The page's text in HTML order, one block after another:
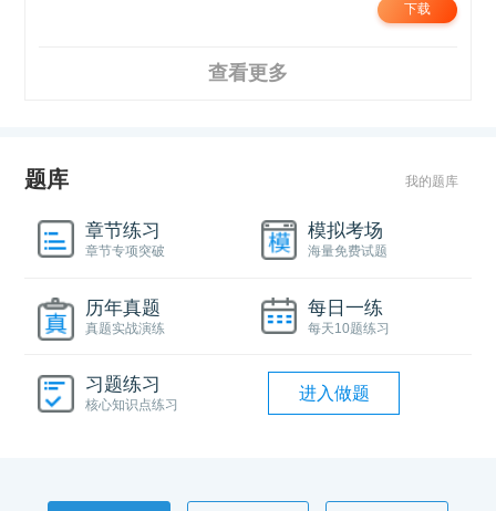
下载
查看更多
题库 我的题库
章节练习
章节专项突破
模拟考场
海量免费试题
历年真题
真题实战演练
每日一练
每天10题练习
习题练习
核心知识点练习
进入做题